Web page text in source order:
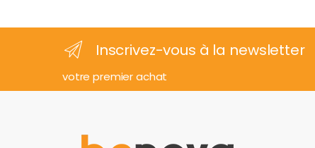
Inscrivez-vous à la newsletter
votre premier achat